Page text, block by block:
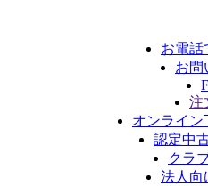
お電話
お問
注
オンライン
認定中
クラ
法人向